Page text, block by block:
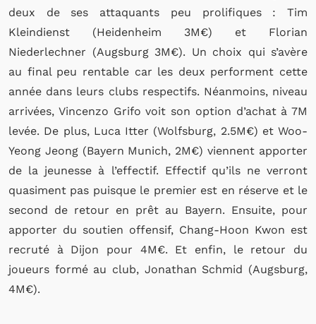
deux de ses attaquants peu prolifiques : Tim
Kleindienst (Heidenheim 3M€) et Florian
Niederlechner (Augsburg 3M€). Un choix qui s’avère
au final peu rentable car les deux performent cette
année dans leurs clubs respectifs. Néanmoins, niveau
arrivées, Vincenzo Grifo voit son option d’achat à 7M
levée. De plus, Luca Itter (Wolfsburg, 2.5M€) et Woo-
Yeong Jeong (Bayern Munich, 2M€) viennent apporter
de la jeunesse à l’effectif. Effectif qu’ils ne verront
quasiment pas puisque le premier est en réserve et le
second de retour en prêt au Bayern. Ensuite, pour
apporter du soutien offensif, Chang-Hoon Kwon est
recruté à Dijon pour 4M€. Et enfin, le retour du
joueurs formé au club, Jonathan Schmid (Augsburg,
4M€).